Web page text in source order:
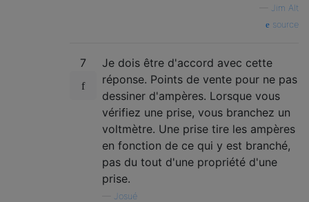
Jim Alt
source
7
Je dois être d'accord avec cette
réponse. Points de vente pour ne pas
dessiner d'ampères. Lorsque vous
vérifiez une prise, vous branchez un
voltmètre. Une prise tire les ampères
en fonction de ce qui y est branché,
pas du tout d'une propriété d'une
prise.
Josué